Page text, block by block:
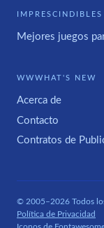
IMPRESCINDIBLES
Mejores juegos
WWWHAT'S NEW
Acerca de
Contacto
Contratos de
© 2005–2026 Todos
Política de Privacidad